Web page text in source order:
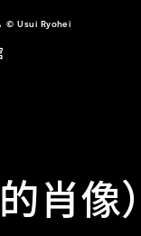
© Usui Ryohei
的肖